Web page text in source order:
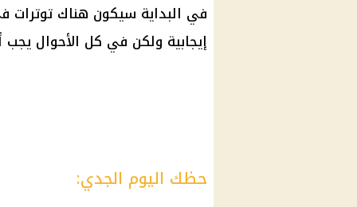
في البداية سيكون هناك توترات
إيجابية ولكن في كل الأحوال
حظك اليوم الجدي: